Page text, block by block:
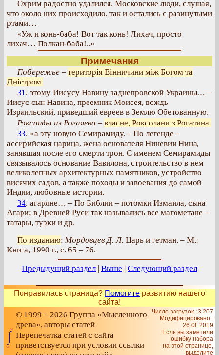
Охрим радостно удалился. Московские люди, слушая,
что около них происходило, так и остались с разинутыми
ртами…
«Уж и конь-баба! Вот так конь! Лихач, просто
лихач… Полкан-баба!..»
Примечания
Побережье – територія Вінничини між Богом та
Дністром.
31. этому Иисусу Навину заднепровской Украины… –
Иисус сын Навина, преемник Моисея, вождь
Израильский, приведший евреев в Землю Обетованную.
Роксанды из Рогачева – власне, Роксолани з Рогатина.
33. «а эту новую Семирамиду. – По легенде –
ассирийская царица, жена основателя Ниневии Нина,
занявшая после его смерти трон. С именем Семирамиды
связывалось основание Вавилона, строительство в нем
великолепных архитектурных памятников, устройство
висячих садов, а также походы и завоевания до самой
Индии, любовные истории.
34. агаряне… – По Библии – потомки Измаила, сына
Агари; в Древней Руси так назывались все магометане –
татары, турки и др.
По изданию: Мордовцев Д. Л. Царь и гетман. – М.:
Книга, 1990 г., с. 65 – 76.
Предыдущий раздел | Выше | Следующий раздел
Понравилась страница? Помогите развитию нашего
сайта!
© 1999 – 2026 Группа «Мысленного
древа», авторы статей
Перепечатка статей с сайта
приветствуется при условии ссылки
Число загрузок : 3 207
Модифицировано :
26.08.2019
Если вы заметили
ошибку набора
на этой странице,
выделите